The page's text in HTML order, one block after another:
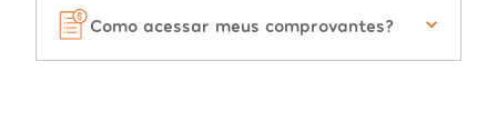
Como acessar meus comprovantes?